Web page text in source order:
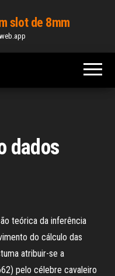
slot de 8mm
dados
teórica da inferência
do cálculo das
atribuir-se a
pelo célebre cavaleiro